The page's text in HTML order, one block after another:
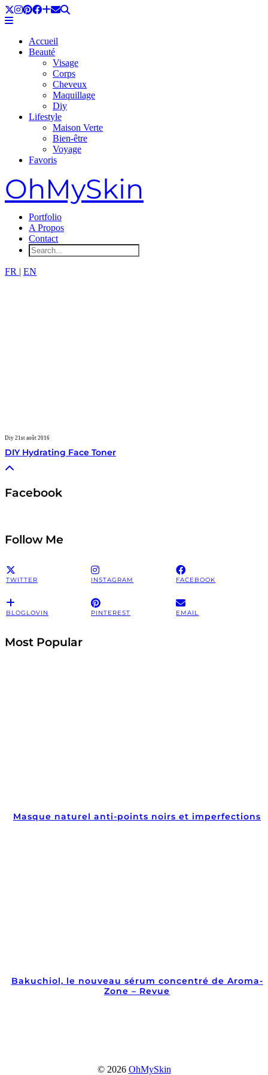
Accueil
Beauté
Visage
Corps
Cheveux
Maquillage
Diy
Lifestyle
Maison Verte
Bien-être
Voyage
Favoris
OhMySkin
Portfolio
A Propos
Contact
FR | EN
Diy 21st août 2016
DIY Hydrating Face Toner
Facebook
Follow Me
TWITTER INSTAGRAM FACEBOOK
BLOGLOVIN PINTEREST EMAIL
Most Popular
Masque naturel anti-points noirs et imperfections
Bakuchiol, le nouveau sérum concentré de Aroma-
Zone – Revue
© 2026 OhMySkin